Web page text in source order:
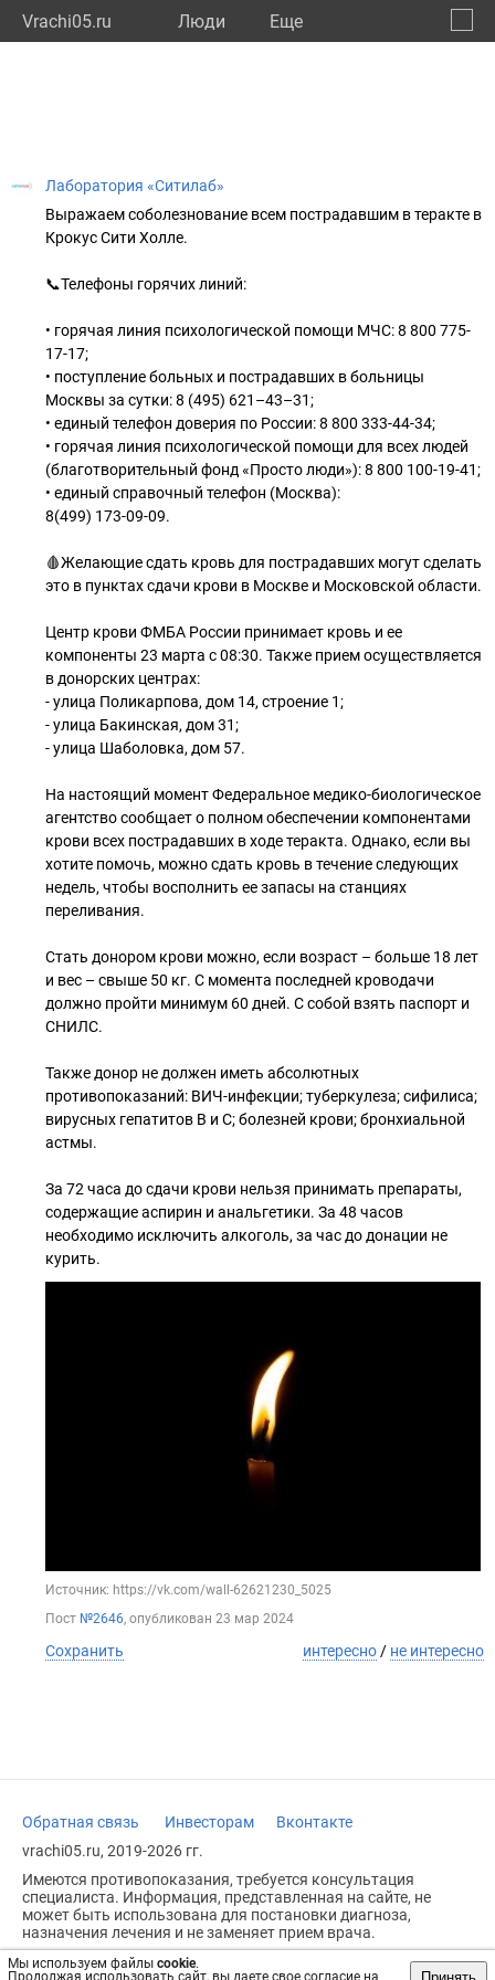
Vrachi05.ru Люди Eще
Мы используем файлы cookie.
Продолжая использовать сайт, вы даете свое согласие на
Принять
Лаборатория «Ситилаб»
Выражаем соболезнование всем пострадавшим в теракте в
Крокус Сити Холле.
📞Телефоны горячих линий:
• горячая линия психологической помощи МЧС: 8 800 775-
17-17;
• поступление больных и пострадавших в больницы
Москвы за сутки: 8 (495) 621–43–31;
• единый телефон доверия по России: 8 800 333-44-34;
• горячая линия психологической помощи для всех людей
(благотворительный фонд «Просто люди»): 8 800 100-19-41;
• единый справочный телефон (Москва):
8(499) 173-09-09.
🩸Желающие сдать кровь для пострадавших могут сделать
это в пунктах сдачи крови в Москве и Московской области.
Центр крови ФМБА России принимает кровь и ее
компоненты 23 марта с 08:30. Также прием осуществляется
в донорских центрах:
- улица Поликарпова, дом 14, строение 1;
- улица Бакинская, дом 31;
- улица Шаболовка, дом 57.
На настоящий момент Федеральное медико-биологическое
агентство сообщает о полном обеспечении компонентами
крови всех пострадавших в ходе теракта. Однако, если вы
хотите помочь, можно сдать кровь в течение следующих
недель, чтобы восполнить ее запасы на станциях
переливания.
Стать донором крови можно, если возраст – больше 18 лет
и вес – свыше 50 кг. С момента последней кроводачи
должно пройти минимум 60 дней. С собой взять паспорт и
СНИЛС.
Также донор не должен иметь абсолютных
противопоказаний: ВИЧ-инфекции; туберкулеза; сифилиса;
вирусных гепатитов В и С; болезней крови; бронхиальной
астмы.
За 72 часа до сдачи крови нельзя принимать препараты,
содержащие аспирин и анальгетики. За 48 часов
необходимо исключить алкоголь, за час до донации не
курить.
Источник: https://vk.com/wall-62621230_5025
Пост №2646, опубликован 23 мар 2024
Сохранить интересно/ не интересно
Обратная связь Инвесторам
Вконтакте
vrachi05.ru, 2019-2026 гг.
Имеются противопоказания, требуется консультация
специалиста. Информация, представленная на сайте, не
может быть использована для постановки диагноза,
назначения лечения и не заменяет прием врача.
Возрастное ограничение: 18+